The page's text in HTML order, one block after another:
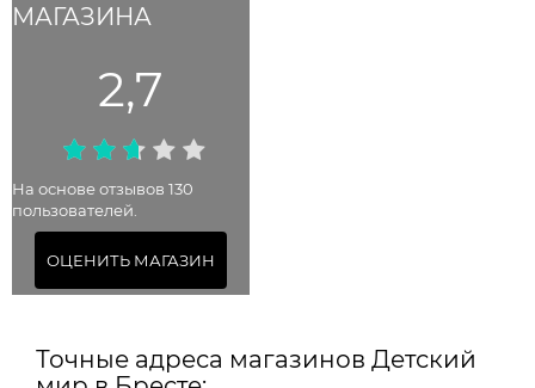
МАГАЗИНА
2,7
На основе отзывов 130
пользователей.
ОЦЕНИТЬ МАГАЗИН
Точные адреса магазинов Детский